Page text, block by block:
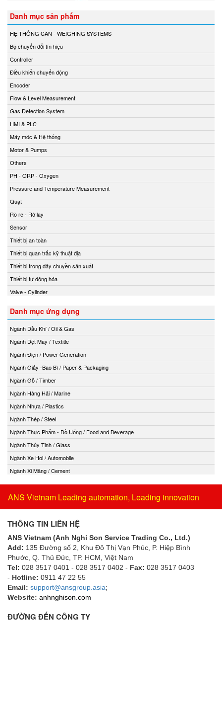
Danh mục sản phẩm
HỆ THỐNG CÂN - WEIGHING SYSTEMS
Bộ chuyển đổi tín hiệu
Controller
Điều khiển chuyển động
Encoder
Flow & Level Measurement
Gas Detection System
HMI & PLC
Máy móc & Hệ thống
Motor & Pumps
Others
PH - ORP - Oxygen
Pressure and Temperature Measurement
Quạt
Rò re - Rờ lay
Sensor
Thiết bị an toàn
Thiết bị quan trắc kỹ thuật địa
Thiết bị trong dây chuyền sản xuất
Thiết bị tự động hóa
Valve - Cylinder
Danh mục ứng dụng
Ngành Dầu Khí / Oil & Gas
Ngành Dệt May / Textitle
Ngành Điện / Power Generation
Ngành Giấy -Bao Bì / Paper & Packaging
Ngành Gỗ / Timber
Ngành Hàng Hải / Marine
Ngành Nhựa / Plastics
Ngành Thép / Steel
Ngành Thực Phẩm - Đồ Uống / Food and Beverage
Ngành Thủy Tinh / Glass
Ngành Xe Hơi / Automobile
Ngành Xi Măng / Cement
ANS Vietnam Leading automation, Leading innovation
THÔNG TIN LIÊN HỆ
ANS Vietnam (Anh Nghi Son Service Trading Co., Ltd.)
Add: 135 Đường số 2, Khu Đô Thị Vạn Phúc, P. Hiệp Bình
Phước, Q. Thủ Đức, TP. HCM, Việt Nam
Tel: 028 3517 0401 - 028 3517 0402 - Fax: 028 3517 0403
- Hotline: 0911 47 22 55
Email: support@ansgroup.asia;
Website: anhnghison.com
ĐƯỜNG ĐẾN CÔNG TY